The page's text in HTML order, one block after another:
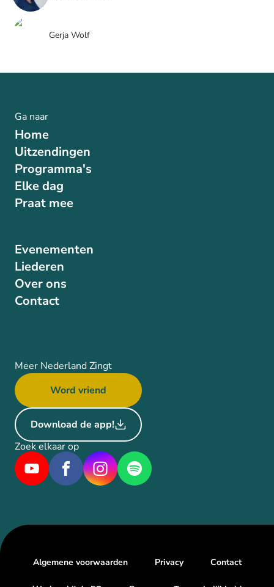
Gerja Wolf
Ga naar
Home
Uitzendingen
Programma's
Elke dag
Praat mee
Evenementen
Liederen
Over ons
Contact
Meer Nederland Zingt
Word vriend
Download de app!
Zoek elkaar op
Algemene voorwaarden Privacy Contact